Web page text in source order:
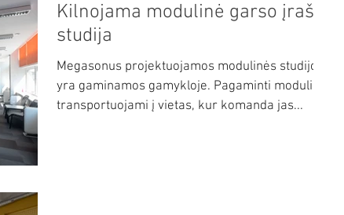
Kilnojama modulinė garso įrašų
studija
Megasonus projektuojamos modulinės studijos
yra gaminamos gamykloje. Pagaminti moduliai
transportuojami į vietas, kur komanda jas...